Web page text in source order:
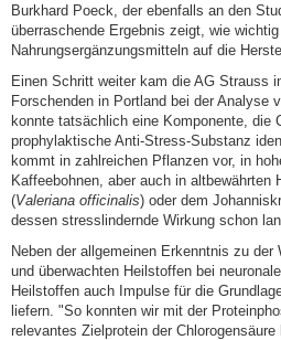
Burkhard Poeck, der ebenfalls an den
überraschende Ergebnis zeigt, wie
Nahrungsergänzungsmitteln auf die
Einen Schritt weiter kam die AG Strauss
Forschenden in Portland bei der Analyse
konnte tatsächlich eine Komponente, die
prophylaktische Anti-Stress-Substanz
kommt in zahlreichen Pflanzen vor, in
Kaffeebohnen, aber auch in altbewährten
(Valeriana officinalis) oder dem
dessen stresslindernde Wirkung schon
Neben der allgemeinen Erkenntnis zu
und überwachten Heilstoffen bei
Heilstoffen auch Impulse für die
liefern. "So konnten wir mit der
relevantes Zielprotein der Chlorogensäure